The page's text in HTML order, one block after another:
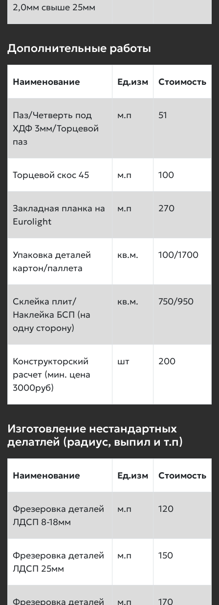
2,0мм свыше 25мм
Дополнительные работы
Наименование Ед.изм Стоимость
Паз/Четверть под
ХДФ 3мм/Торцевой
паз
м.п 51
Торцевой скос 45 м.п 100
Закладная планка на
Eurolight
м.п 270
Упаковка деталей
картон/паллета
кв.м. 100/1700
Склейка плит/
Наклейка БСП (на
одну сторону)
кв.м. 750/950
Конструкторский
расчет (мин. цена
3000руб)
шт 200
Изготовление нестандартных
делатлей (радиус, выпил и т.п)
Наименование Ед.изм Стоимость
Фрезеровка деталей
ЛДСП 8-18мм
м.п 120
Фрезеровка деталей
ЛДСП 25мм
м.п 150
Фрезеровка деталей м.п 170